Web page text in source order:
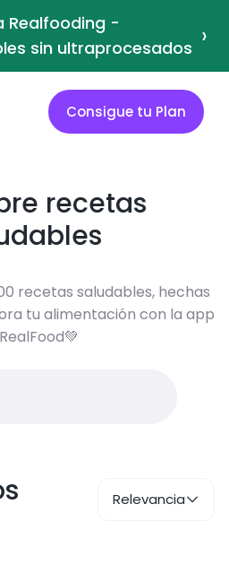
Realfooding -
sin ultraprocesados ›
Consigue tu Plan
recetas
recetas saludables, hechas
tu alimentación con la app
Relevancia